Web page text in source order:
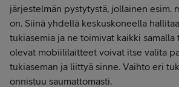
järjestelmän pystytystä, jollainen esim.
on. Siinä yhdellä keskuskoneella
tukiasemia ja ne toimivat kaikki samalla
olevat mobiililaitteet voivat itse valita
tukiaseman ja liittyä sinne. Vaihto eri
onnistuu saumattomasti.